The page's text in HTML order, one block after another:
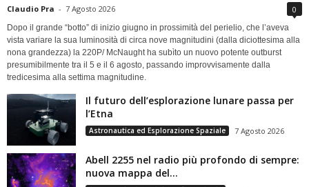
Claudio Pra - 7 Agosto 2026 0
Dopo il grande “botto” di inizio giugno in prossimità del perielio, che l’aveva
vista variare la sua luminosità di circa nove magnitudini (dalla diciottesima alla
nona grandezza) la 220P/ McNaught ha subìto un nuovo potente outburst
presumibilmente tra il 5 e il 6 agosto, passando improvvisamente dalla
tredicesima alla settima magnitudine.
Il futuro dell’esplorazione lunare passa per
l’Etna
Astronautica ed Esplorazione Spaziale 7 Agosto 2026
Abell 2255 nel radio più profondo di sempre:
nuova mappa del...